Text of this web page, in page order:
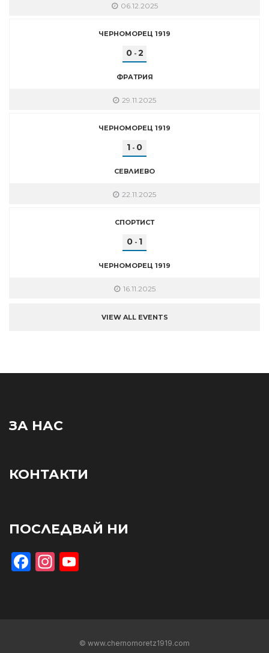
06.12.2025
ЧЕРНОМОРЕЦ 1919
0- 2
ФРАТРИЯ
29.11.2025
ЧЕРНОМОРЕЦ 1919
1 - 0
СЕВЛИЕВО
22.11.2025
СПОРТИСТ
0 - 1
ЧЕРНОМОРЕЦ 1919
16.11.2025
VIEW ALL EVENTS
ЗА НАС
КОНТАКТИ
ПОСЛЕДВАЙ НИ
Facebook
Instagram
© www.chernomoretz1919.com